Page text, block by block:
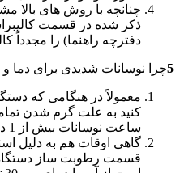
چنانچه با روش های بالا
ذکر شده در قسمت
دفترچه راهنما) را مجدداً
5چرا نوسانات شدیدی برای دما
معمولاً در هنگامی که
کنید به علت گرم شدن
ساعت نوسانات بیش از 1 درجه را مشاهده میکنید.
گاهی اوقات هم به دلیل
قسمت رطوبت ساز دستگاه